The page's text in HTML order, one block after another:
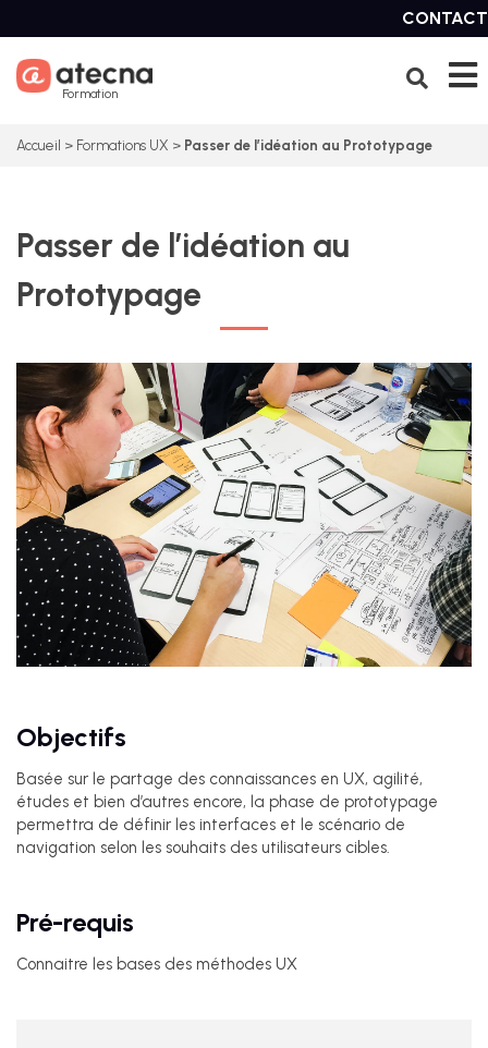
to
content
CONTACT
Formation
Accueil > Formations UX > Passer de l’idéation au Prototypage
Passer de l’idéation au
Prototypage
Objectifs
Basée sur le partage des connaissances en UX, agilité,
études et bien d’autres encore, la phase de prototypage
permettra de définir les interfaces et le scénario de
navigation selon les souhaits des utilisateurs cibles.
Pré-requis
Connaitre les bases des méthodes UX